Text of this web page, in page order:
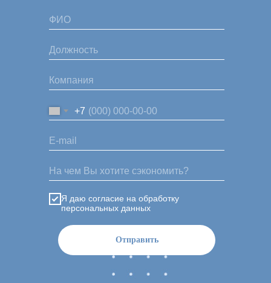
+7
Я даю согласие на обработку
персональных данных
Отправить